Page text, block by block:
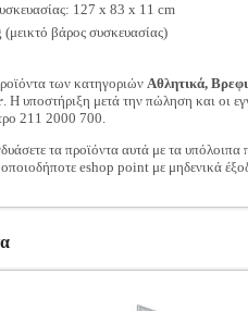
127 x 83 x 11 cm
βάρος συσκευασίας)
των κατηγοριών Αθλητικά,
. Η υποστήριξη μετά την πώληση και οι
211 2000 700.
τα προϊόντα αυτά με τα
eshop point με μηδενικά